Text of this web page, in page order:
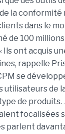
la conformité
dans le
de 100
Ils ont acquis
rappelle
se
utilisateurs de
de produits.
focalisées
parlent